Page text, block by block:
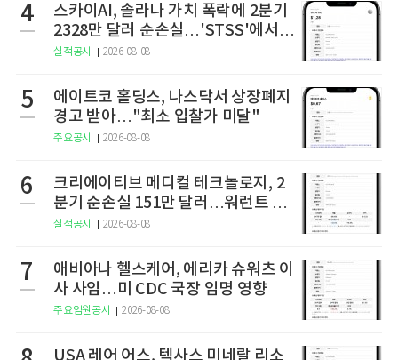
4
스카이AI, 솔라나 가치 폭락에 2분기
2328만 달러 순손실…'STSS'에서
사명·티커 변경 완료
실적공시 2026-08-08
5
에이트코 홀딩스, 나스닥서 상장폐지
경고 받아…"최소 입찰가 미달"
주요공시 2026-08-08
6
크리에이티브 메디컬 테크놀로지, 2
분기 순손실 151만 달러…워런트 행
사로 446만 달러 조달
실적공시 2026-08-08
7
애비아나 헬스케어, 에리카 슈워츠 이
사 사임…미 CDC 국장 임명 영향
주요임원공시 2026-08-08
USA 레어 어스, 텍사스 미네랄 리소